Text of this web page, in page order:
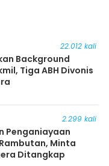
22.012 kali
Background
Tiga ABH Divonis
2.299 kali
Penganiayaan
Minta
Ditangkap